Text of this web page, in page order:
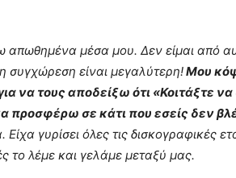
μέσα μου. Δεν είμαι από
συγχώρεση είναι μεγαλύτερη!Μου
να τους αποδείξω ότι «Κοιτάξτε
προσφέρω σε κάτι που εσείς δεν
γυρίσει όλες τις δισκογραφικές
το λέμε και γελάμε μεταξύ μας.